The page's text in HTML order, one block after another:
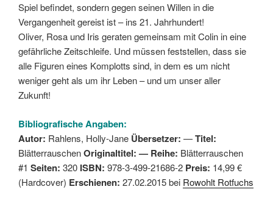
Spiel befindet, sondern gegen seinen Willen in die
Vergangenheit gereist ist – ins 21. Jahrhundert!
Oliver, Rosa und Iris geraten gemeinsam mit Colin in eine
gefährliche Zeitschleife. Und müssen feststellen, dass sie
alle Figuren eines Komplotts sind, in dem es um nicht
weniger geht als um ihr Leben – und um unser aller
Zukunft!
Bibliografische Angaben:
Autor: Rahlens, Holly-Jane Übersetzer: —Titel:
BlätterrauschenOriginaltitel: — Reihe: Blätterrauschen
#1 Seiten: 320 ISBN: 978-3-499-21686-2 Preis: 14,99 €
(Hardcover) Erschienen: 27.02.2015 bei Rowohlt Rotfuchs